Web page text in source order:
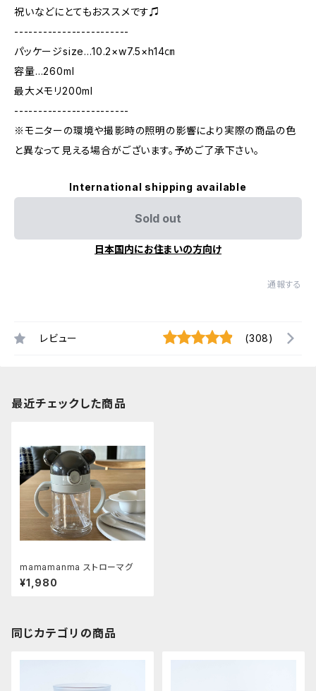
祝いなどにとてもおススメです♫
------------------------
パッケージsize…10.2×w7.5×h14㎝
容量…260ml
最大メモリ200ml
------------------------
※モニターの環境や撮影時の照明の影響により実際の商品の色
と異なって見える場合がございます。予めご了承下さい。
International shipping available
Sold out
日本国内にお住まいの方向け
通報する
レビュー (308)
最近チェックした商品
mamamanma ストローマグ
¥1,980
同じカテゴリの商品